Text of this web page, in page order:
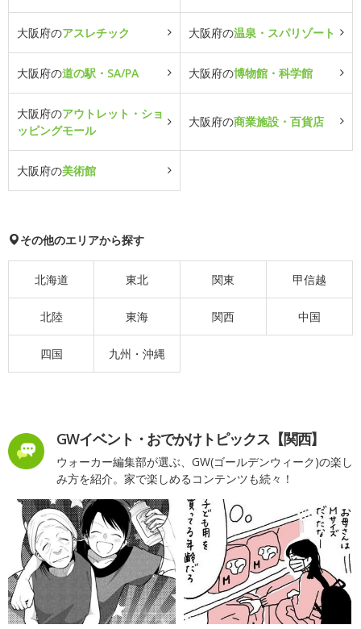
大阪府のアスレチック 大阪府の温泉・スパリゾート
大阪府の道の駅・SA/PA 大阪府の博物館・科学館
大阪府のアウトレット・ショ
ッピングモール
大阪府の商業施設・百貨店
大阪府の美術館
その他のエリアから探す
北海道 東北 関東 甲信越
北陸 東海 関西 中国
四国 九州・沖縄
GWイベント・おでかけトピックス【関西】
ウォーカー編集部が選ぶ、GW(ゴールデンウィーク)の楽し
み方を紹介。家で楽しめるコンテンツも続々！